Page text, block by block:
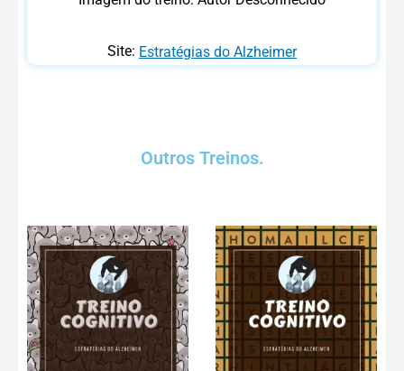
Site: Estratégias do Alzheimer
Outros Treinos.